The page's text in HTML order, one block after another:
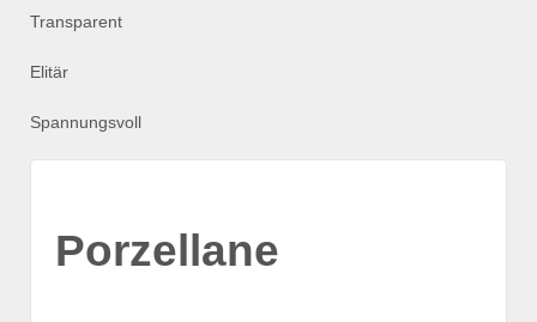
Transparent
Elitär
Spannungsvoll
Porzellane